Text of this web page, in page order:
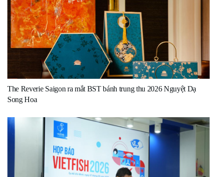
The Reverie Saigon ra mắt BST bánh trung thu 2026 Nguyệt Dạ
Song Hoa